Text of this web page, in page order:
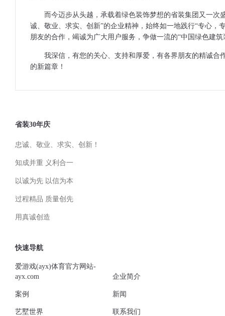
而今迈步从头越，承载着绿色装饰梦想的省装集团又一次
诚、敬业、求实、创新”的企业精神，始终如一地践行“专心
朋友的合作，竭诚为广大用户服务，争做一流的“中国绿色建
我深信，有您的关心、支持和厚爱，有各界朋友的精诚
的新篇章！
省装30年庆
忠诚、敬业、求实、创新！
知成并重 义利合一
以诚为先 以信为本
过程精品 质量创先
用真诚创造
快速导航
爱游戏(ayx)体育官方网站-
ayx.com
企业简介
案例 新闻
艺墅世界 联系我们